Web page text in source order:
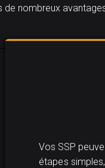
de nombreux
Vos SSP
étapes